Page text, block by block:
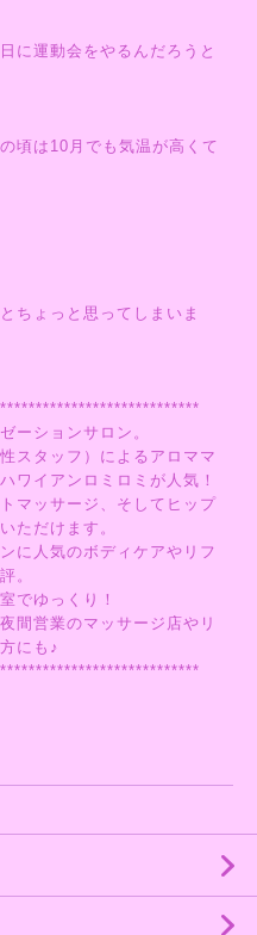
に運動会をやるんだろうと
頃は10月でも気温が高くて
ちょっと思ってしまいま
ーションサロン。
スタッフ）によるアロママ
ワイアンロミロミが人気！
マッサージ、そしてヒップ
ただけます。
に人気のボディケアやリフ
。
でゆっくり！
間営業のマッサージ店やリ
にも♪